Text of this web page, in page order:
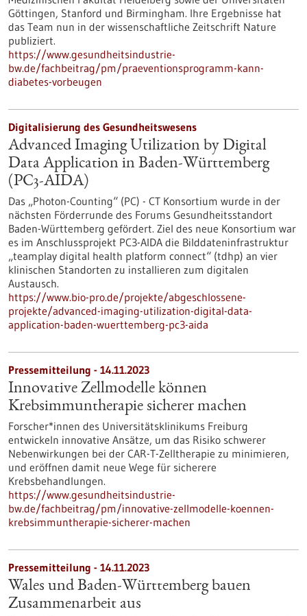
Göttingen, Stanford und Birmingham. Ihre Ergebnisse hat
das Team nun in der wissenschaftliche Zeitschrift Nature
publiziert.
https://www.gesundheitsindustrie-
bw.de/fachbeitrag/pm/praeventionsprogramm-kann-
diabetes-vorbeugen
Digitalisierung des Gesundheitswesens
Advanced Imaging Utilization by Digital
Data Application in Baden-Württemberg
(PC3-AIDA)
Das „Photon-Counting“ (PC) - CT Konsortium wurde in der
nächsten Förderrunde des Forums Gesundheitsstandort
Baden-Württemberg gefördert. Ziel des neue Konsortium war
es im Anschlussprojekt PC3-AIDA die Bilddateninfrastruktur
„teamplay digital health platform connect“ (tdhp) an vier
klinischen Standorten zu installieren zum digitalen
Austausch.
https://www.bio-pro.de/projekte/abgeschlossene-
projekte/advanced-imaging-utilization-digital-data-
application-baden-wuerttemberg-pc3-aida
Pressemitteilung - 14.11.2023
Innovative Zellmodelle können
Krebsimmuntherapie sicherer machen
Forscher*innen des Universitätsklinikums Freiburg
entwickeln innovative Ansätze, um das Risiko schwerer
Nebenwirkungen bei der CAR-T-Zelltherapie zu minimieren,
und eröffnen damit neue Wege für sicherere
Krebsbehandlungen.
https://www.gesundheitsindustrie-
bw.de/fachbeitrag/pm/innovative-zellmodelle-koennen-
krebsimmuntherapie-sicherer-machen
Pressemitteilung - 14.11.2023
Wales und Baden-Württemberg bauen
Zusammenarbeit aus